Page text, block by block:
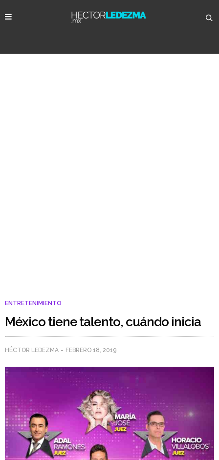
ENTRETENIMIENTO
México tiene talento, cuándo inicia
HÉCTOR LEDEZMA FEBRERO 18, 2019